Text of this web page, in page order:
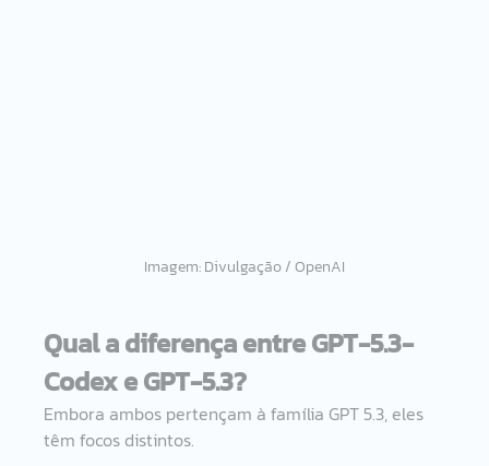
Imagem: Divulgação / OpenAI
Qual a diferença entre GPT-5.3-
Codex e GPT-5.3?
Embora ambos pertençam à família GPT 5.3, eles
têm focos distintos.